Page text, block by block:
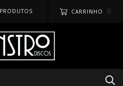
PRODUTOS CARRINHO 0